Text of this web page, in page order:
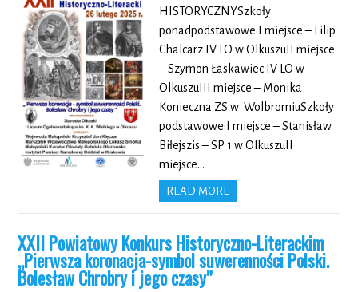
HISTORYCZNYSzkoły
ponadpodstawowe:I miejsce – Filip
Chalcarz IV LO w OlkuszuII miejsce
– Szymon Łaskawiec IV LO w
OlkuszuIII miejsce – Monika
Konieczna ZS w WolbromiuSzkoły
podstawowe:I miejsce – Stanisław
Biłejszis – SP 1 w OlkuszuII
miejsce…
READ MORE
XXII Powiatowy Konkurs Historyczno-Literackim
„Pierwsza koronacja-symbol suwerenności Polski.
Bolesław Chrobry i jego czasy”